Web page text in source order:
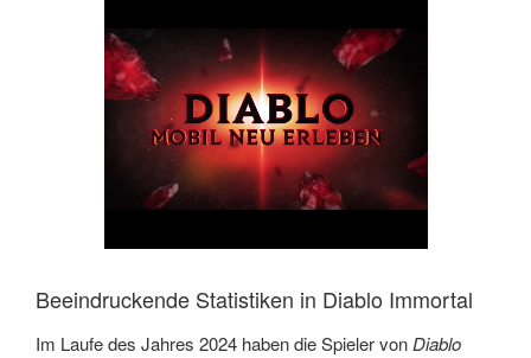
Beeindruckende Statistiken in Diablo Immortal
Im Laufe des Jahres 2024 haben die Spieler von Diablo